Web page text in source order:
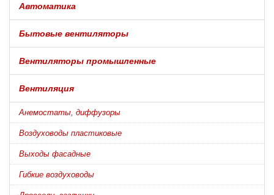
Автоматика
Бытовые вентиляторы
Вентиляторы промышленные
Вентиляция
Анемостаты, диффузоры
Воздуховоды пластиковые
Выходы фасадные
Гибкие воздуховоды